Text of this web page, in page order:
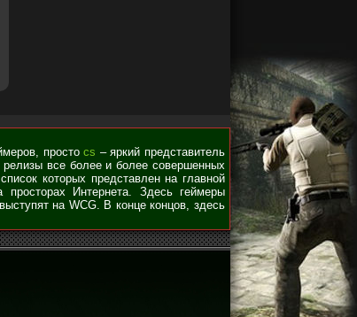
простоcs – яркий представитель
все более и более совершенных
которых представлен на главной
Интернета. Здесь геймеры
на WCG. В конце концов, здесь